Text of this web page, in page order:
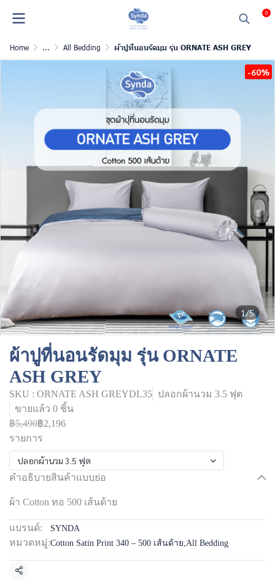
0
Home ... All Bedding ผ้าปูที่นอนรัดมุม รุ่น ORNATE ASH GREY
1/5
-60%
ผ้าปูที่นอนรัดมุม รุ่น ORNATE
ASH GREY
SKU : ORNATE ASH GREYDL35 ปลอกผ้านวม 3.5 ฟุต
ขายแล้ว 0 ชิ้น
฿5,490฿2,196
รายการ
ปลอกผ้านวม 3.5 ฟุต
คำอธิบายสินค้าแบบย่อ
ผ้า Cotton ทอ 500 เส้นด้าย
แบรนด์: SYNDA
หมวดหมู่:Cotton Satin Print 340 – 500 เส้นด้าย,All Bedding
แชร์